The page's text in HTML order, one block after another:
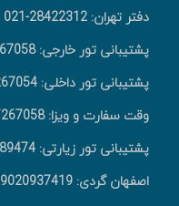
دفتر تهران: 28422312-021
پشتیبانی تور خارجی: 09137267058
پشتیبانی تور داخلی: 09137267054
وقت سفارت و ویزا: 09137267058
پشتیبانی تور زیارتی: 09136489474
اصفهان گردی: 09020937419